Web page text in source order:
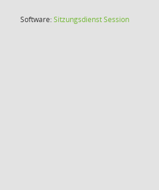
Software:SitzungsdienstSession(Wird in